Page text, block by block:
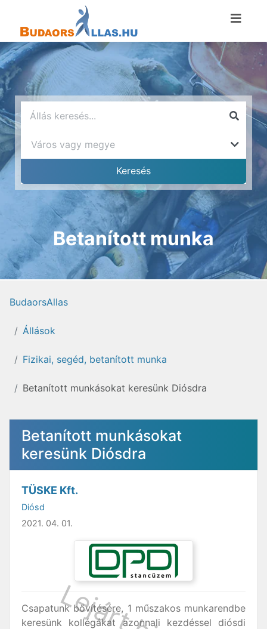
Betanított munka
BudaorsAllas
Állások
Fizikai, segéd, betanított munka
Betanított munkásokat keresünk Diósdra
Betanított munkásokat
keresünk Diósdra
TÜSKE Kft.
Diósd
2021. 04. 01.
Csapatunk bővítésére, 1 műszakos munkarendbe
keresünk kollégákat azonnali kezdéssel diósdi